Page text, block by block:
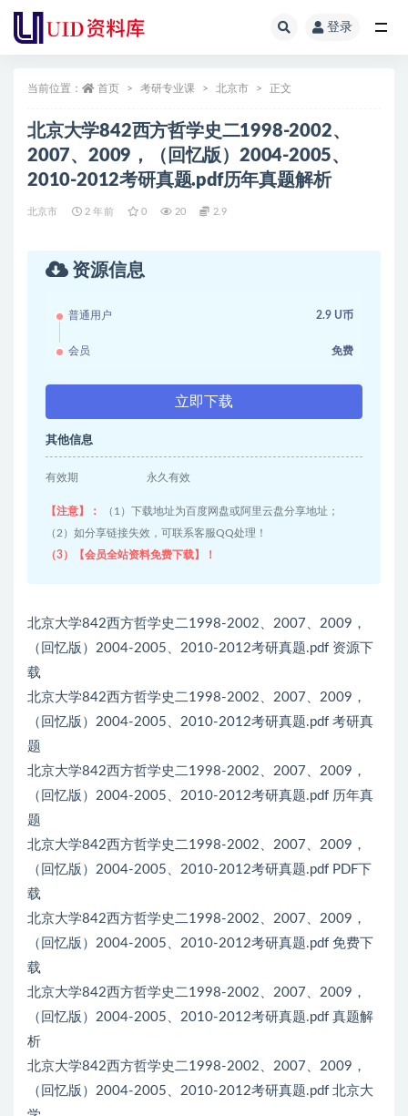
登录
当前位置： 首页 考研专业课 北京市 正文
北京大学842西方哲学史二1998-2002、
2007、2009，（回忆版）2004-2005、
2010-2012考研真题.pdf历年真题解析
北京市 2 年前 0 20 2.9
资源信息
普通用户 2.9 U币
会员 免费
立即下载
其他信息
有效期 永久有效
【注意】：
（1）下载地址为百度网盘或阿里云盘分享地址；
（2）如分享链接失效，可联系客服QQ处理！
（3）【会员全站资料免费下载】！
北京大学842西方哲学史二1998-2002、2007、2009，
（回忆版）2004-2005、2010-2012考研真题.pdf 资源下
载
北京大学842西方哲学史二1998-2002、2007、2009，
（回忆版）2004-2005、2010-2012考研真题.pdf 考研真
题
北京大学842西方哲学史二1998-2002、2007、2009，
（回忆版）2004-2005、2010-2012考研真题.pdf 历年真
题
北京大学842西方哲学史二1998-2002、2007、2009，
（回忆版）2004-2005、2010-2012考研真题.pdf PDF下
载
北京大学842西方哲学史二1998-2002、2007、2009，
（回忆版）2004-2005、2010-2012考研真题.pdf 免费下
载
北京大学842西方哲学史二1998-2002、2007、2009，
（回忆版）2004-2005、2010-2012考研真题.pdf 真题解
析
北京大学842西方哲学史二1998-2002、2007、2009，
（回忆版）2004-2005、2010-2012考研真题.pdf 北京大